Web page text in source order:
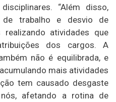
“Além disso,
de trabalho e desvio de
atividades que
dos cargos. A
não é equilibrada, e
mais atividades
tem causado desgaste
afetando a rotina de